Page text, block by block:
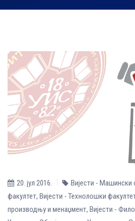
20. јул 2016. Вијести - Машински
факултет, Вијести - Технолошки
производњу и менаџмент, Вијести -